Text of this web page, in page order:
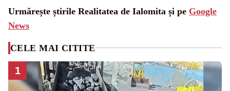
Urmărește știrile Realitatea de Ialomita și pe Google
News
CELE MAI CITITE
1